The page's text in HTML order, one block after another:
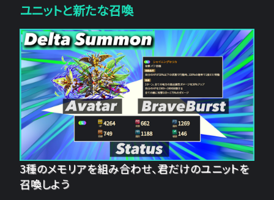
ユニットと新たな召喚
3種のメモリアを組み合わせ、君だけのユニットを
召喚しよう